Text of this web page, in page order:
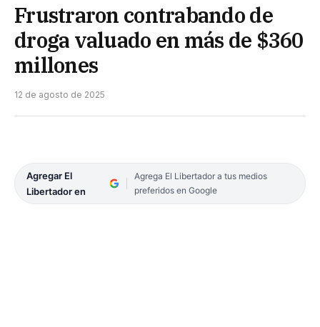
Frustraron contrabando de
droga valuado en más de $360
millones
12 de agosto de 2025
Agregar El
Libertador en
Agrega El Libertador a tus medios
preferidos en Google